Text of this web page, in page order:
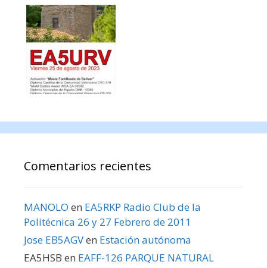
Comentarios recientes
MANOLO en EA5RKP Radio Club de la
Politécnica 26 y 27 Febrero de 2011
Jose EB5AGVen Estación autónoma
EA5HSB en EAFF-126 PARQUE NATURAL